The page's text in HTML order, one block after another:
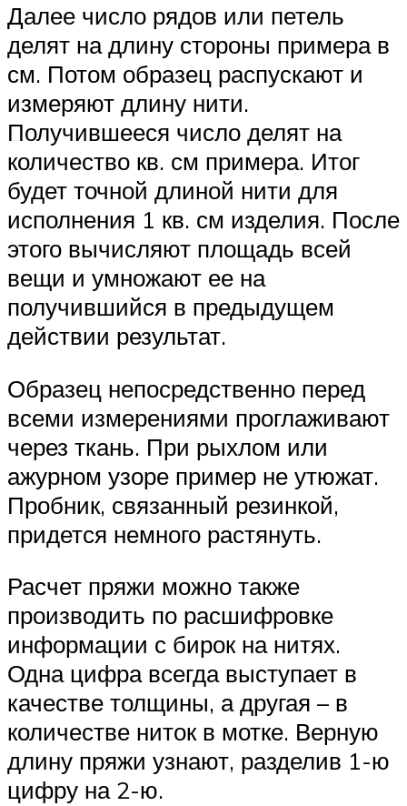
Далее число рядов или петель
делят на длину стороны примера в
см. Потом образец распускают и
измеряют длину нити.
Получившееся число делят на
количество кв. см примера. Итог
будет точной длиной нити для
исполнения 1 кв. см изделия. После
этого вычисляют площадь всей
вещи и умножают ее на
получившийся в предыдущем
действии результат.
Образец непосредственно перед
всеми измерениями проглаживают
через ткань. При рыхлом или
ажурном узоре пример не утюжат.
Пробник, связанный резинкой,
придется немного растянуть.
Расчет пряжи можно также
производить по расшифровке
информации с бирок на нитях.
Одна цифра всегда выступает в
качестве толщины, а другая – в
количестве ниток в мотке. Верную
длину пряжи узнают, разделив 1-ю
цифру на 2-ю.